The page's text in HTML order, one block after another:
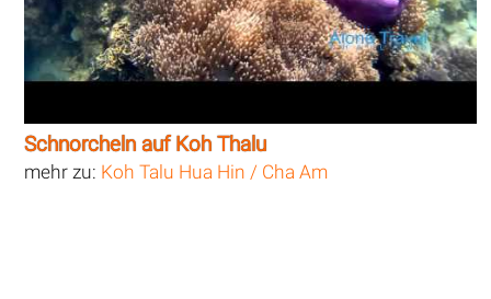
Schnorcheln auf Koh Thalu
mehr zu: Koh Talu Hua Hin / Cha Am